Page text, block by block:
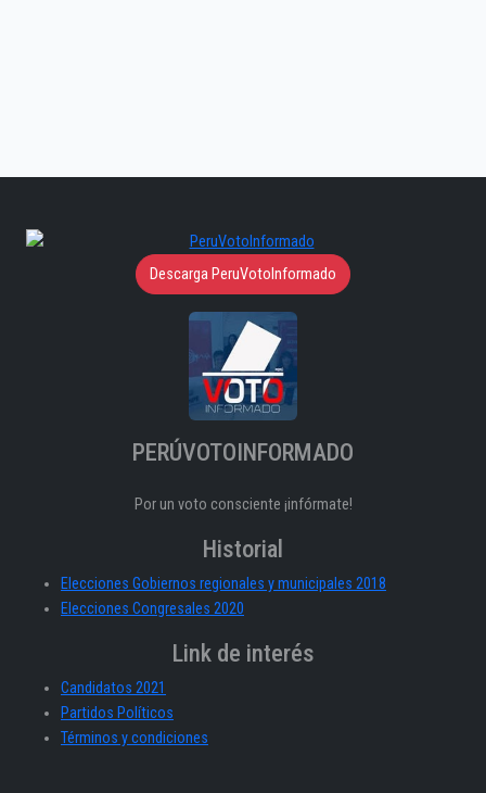
Descarga PeruVotoInformado
PERÚVOTOINFORMADO
Por un voto consciente ¡infórmate!
Historial
Elecciones Gobiernos regionales y municipales 2018
Elecciones Congresales 2020
Link de interés
Candidatos 2021
Partidos Políticos
Términos y condiciones